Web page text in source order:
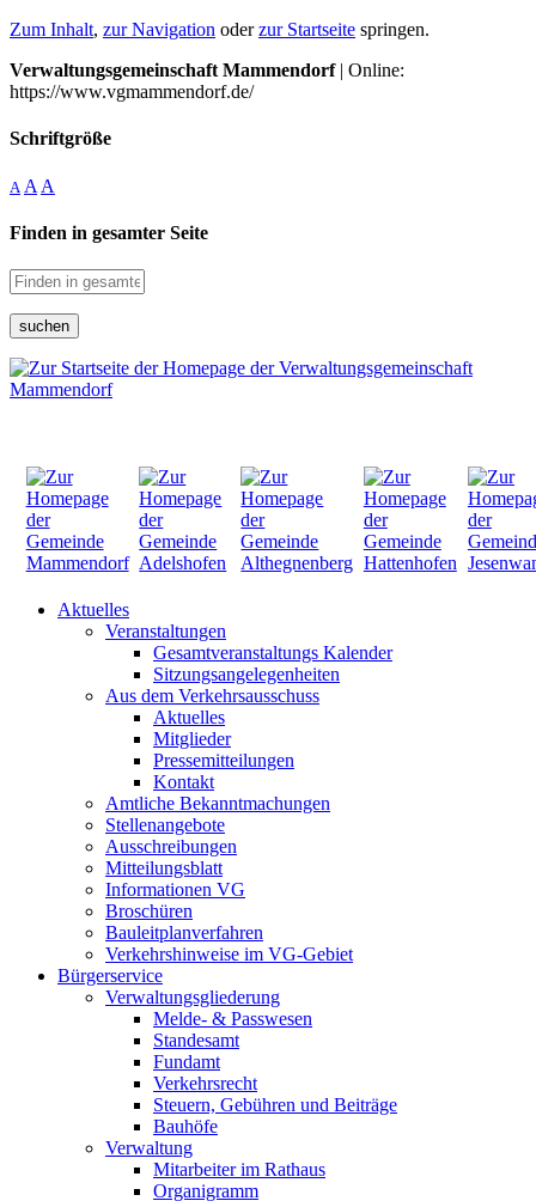
Zum Inhalt, zur Navigation oderzur Startseite springen.
Verwaltungsgemeinschaft Mammendorf| Online:
https://www.vgmammendorf.de/
Schriftgröße
A A A
Finden in gesamter Seite
suchen
Aktuelles
Veranstaltungen
Gesamtveranstaltungs Kalender
Sitzungsangelegenheiten
Aus dem Verkehrsausschuss
Aktuelles
Mitglieder
Pressemitteilungen
Kontakt
Amtliche Bekanntmachungen
Stellenangebote
Ausschreibungen
Mitteilungsblatt
Informationen VG
Broschüren
Bauleitplanverfahren
Verkehrshinweise im VG-Gebiet
Bürgerservice
Verwaltungsgliederung
Melde- & Passwesen
Standesamt
Fundamt
Verkehrsrecht
Steuern, Gebühren und Beiträge
Bauhöfe
Verwaltung
Mitarbeiter im Rathaus
Organigramm